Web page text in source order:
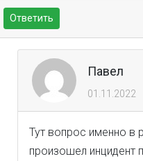
Ответить
Павел
01.11.2022
Тут вопрос именно в
произошел инцидент